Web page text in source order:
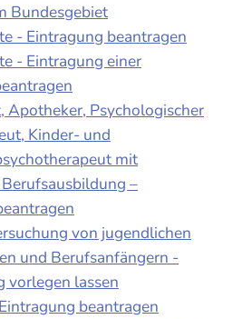
Bundesgebiet
- Eintragung beantragen
- Eintragung einer
Apotheker, Psychologischer
Kinder- und
mit
–
von jugendlichen
und Berufsanfängern -
vorlegen lassen
beantragen